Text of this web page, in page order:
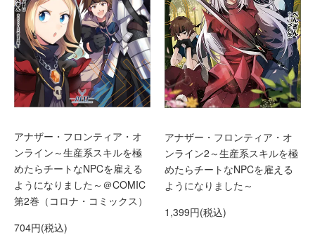
アナザー・フロンティア・オ
ンライン～生産系スキルを極
めたらチートなNPCを雇える
ようになりました～＠COMIC
第2巻（コロナ・コミックス）
704円(税込)
アナザー・フロンティア・オ
ンライン2～生産系スキルを極
めたらチートなNPCを雇える
ようになりました～
1,399円(税込)